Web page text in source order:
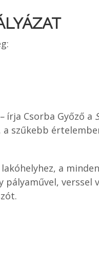
írja Csorba Győző a
a szűkebb
a
pályaművel, verssel